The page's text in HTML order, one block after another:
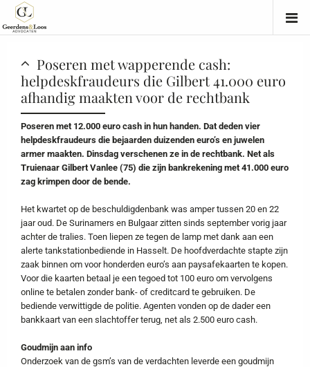
Poseren met wapperende cash:
helpdeskfraudeurs die Gilbert 41.000 euro
afhandig maakten voor de rechtbank
Poseren met 12.000 euro cash in hun handen. Dat deden vier
helpdeskfraudeurs die bejaarden duizenden euro’s en juwelen
armer maakten. Dinsdag verschenen ze in de rechtbank. Net als
Truienaar Gilbert Vanlee (75) die zijn bankrekening met 41.000 euro
zag krimpen door de bende.
Het kwartet op de beschuldigdenbank was amper tussen 20 en 22
jaar oud. De Surinamers en Bulgaar zitten sinds september vorig jaar
achter de tralies. Toen liepen ze tegen de lamp met dank aan een
alerte tankstationbediende in Hasselt. De hoofdverdachte stapte zijn
zaak binnen om voor honderden euro’s aan paysafekaarten te kopen.
Voor die kaarten betaal je een tegoed tot 100 euro om vervolgens
online te betalen zonder bank- of creditcard te gebruiken. De
bediende verwittigde de politie. Agenten vonden op de dader een
bankkaart van een slachtoffer terug, net als 2.500 euro cash.
Goudmijn aan info
Onderzoek van de gsm’s van de verdachten leverde een goudmijn